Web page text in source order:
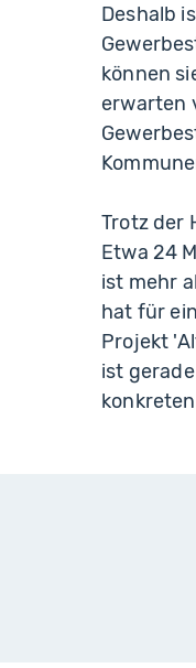
Deshalb
können
erwarten
Trotz der
Etwa 24
ist mehr
hat für
Projekt
ist